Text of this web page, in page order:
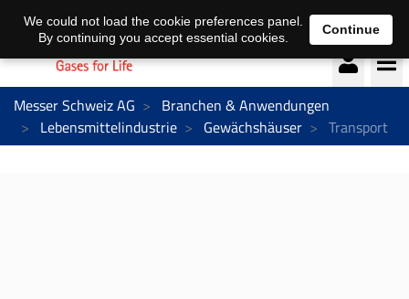
Deutsch français
Messer Schweiz AG
Branchen & Anwendungen
Lebensmittelindustrie
Gewächshäuser Transport
We could not load the cookie preferences panel.
By continuing you accept essential cookies.
Continue